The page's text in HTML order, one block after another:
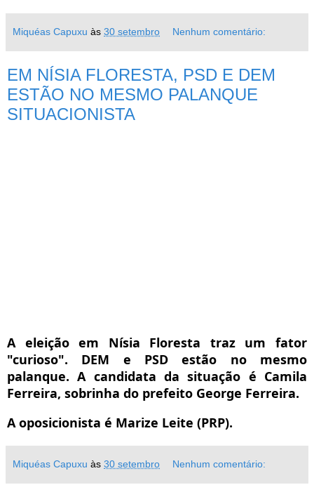
Miquéas Capuxu às 30 setembro Nenhum comentário:
EM NÍSIA FLORESTA, PSD E DEM
ESTÃO NO MESMO PALANQUE
SITUACIONISTA
A eleição em Nísia Floresta traz um fator
"curioso". DEM e PSD estão no mesmo
palanque. A candidata da situação é Camila
Ferreira, sobrinha do prefeito George Ferreira.
A oposicionista é Marize Leite (PRP).
Miquéas Capuxu às 30 setembro Nenhum comentário: